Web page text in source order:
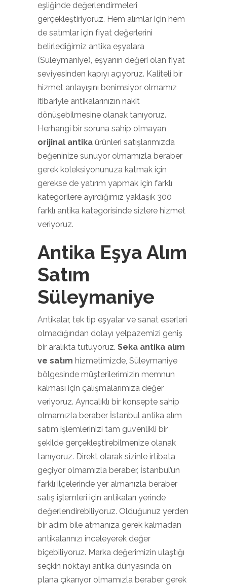
eşliğinde değerlendirmeleri
gerçekleştiriyoruz. Hem alımlar için hem
de satımlar için fiyat değerlerini
belirlediğimiz antika eşyalara
(Süleymaniye), eşyanın değeri olan fiyat
seviyesinden kapıyı açıyoruz. Kaliteli bir
hizmet anlayışını benimsiyor olmamız
itibariyle antikalarınızın nakit
dönüşebilmesine olanak tanıyoruz.
Herhangi bir soruna sahip olmayan
orijinal antika ürünleri satışlarımızda
beğeninize sunuyor olmamızla beraber
gerek koleksiyonunuza katmak için
gerekse de yatırım yapmak için farklı
kategorilere ayırdığımız yaklaşık 300
farklı antika kategorisinde sizlere hizmet
veriyoruz.
Antika Eşya Alım
Satım
Süleymaniye
Antikalar, tek tip eşyalar ve sanat eserleri
olmadığından dolayı yelpazemizi geniş
bir aralıkta tutuyoruz. Seka antika alım
ve satım hizmetimizde, Süleymaniye
bölgesinde müşterilerimizin memnun
kalması için çalışmalarımıza değer
veriyoruz. Ayrıcalıklı bir konsepte sahip
olmamızla beraber İstanbul antika alım
satım işlemlerinizi tam güvenlikli bir
şekilde gerçekleştirebilmenize olanak
tanıyoruz. Direkt olarak sizinle irtibata
geçiyor olmamızla beraber, İstanbul’un
farklı ilçelerinde yer almanızla beraber
satış işlemleri için antikaları yerinde
değerlendirebiliyoruz. Olduğunuz yerden
bir adım bile atmanıza gerek kalmadan
antikalarınızı inceleyerek değer
biçebiliyoruz. Marka değerimizin ulaştığı
seçkin noktayı antika dünyasında ön
plana çıkarıyor olmamızla beraber gerek